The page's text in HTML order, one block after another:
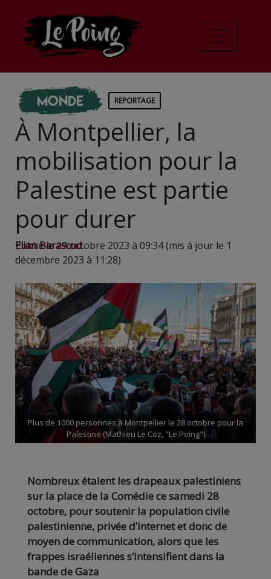
Monde REPORTAGE
À Montpellier, la
mobilisation pour la
Palestine est partie
pour durer
Elian Barascud
Publié le 29 octobre 2023 à 09:34 (mis à jour le 1
décembre 2023 à 11:28)
Plus de 1000 personnes à Montpellier le 28 octobre pour la
Palestine (Mathieu Le Coz, "Le Poing")
Nombreux étaient les drapeaux palestiniens
sur la place de la Comédie ce samedi 28
octobre, pour soutenir la population civile
palestinienne, privée d’internet et donc de
moyen de communication, alors que les
frappes israéliennes s’intensifient dans la
bande de Gaza